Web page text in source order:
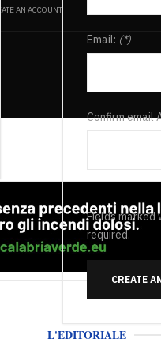
AN ACCOUNT
Email: (*)
Confirm email
Fields marked
required.
CREATE
L'EDITORIALE